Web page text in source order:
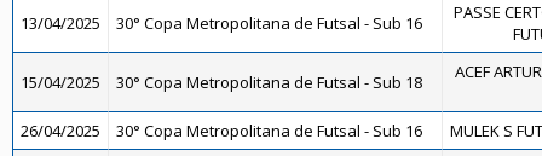
13/04/2025 30° Copa Metropolitana de Futsal - Sub 16
PASSE
15/04/2025 30° Copa Metropolitana de Futsal - Sub 18 ACEF
26/04/2025 30° Copa Metropolitana de Futsal - Sub 16
MULEK S